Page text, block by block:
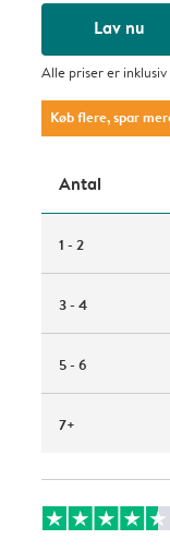
Lav nu
Alle priser er
Køb flere, spar
Antal
1 - 2
3 - 4
5 - 6
7+